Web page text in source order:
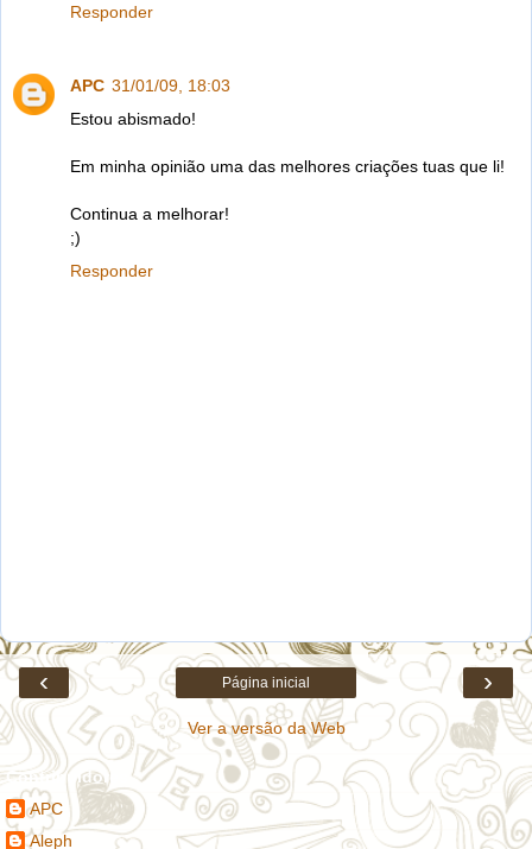
Responder
APC 31/01/09, 18:03
Estou abismado!
Em minha opinião uma das melhores criações tuas que li!
Continua a melhorar!
;)
Responder
‹ ›
Página inicial
Ver a versão da Web
Contribuidores
APC
Aleph